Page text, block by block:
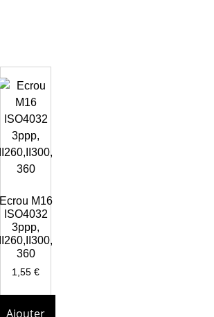
Ecrou M16
ISO4032
3ppp,
II260,II300,
360
1,55€
Ajouter